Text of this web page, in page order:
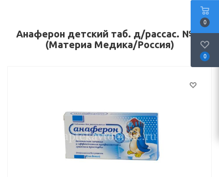
Анаферон детский таб. д/рассас. №20
(Материа Медика/Россия)
0
0